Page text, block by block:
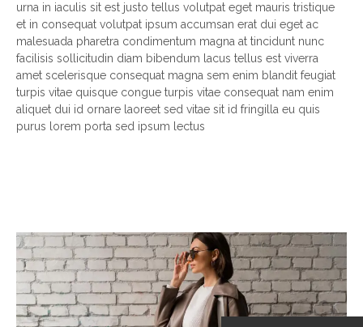
urna in iaculis sit est justo tellus volutpat eget mauris tristique
et in consequat volutpat ipsum accumsan erat dui eget ac
malesuada pharetra condimentum magna at tincidunt nunc
facilisis sollicitudin diam bibendum lacus tellus est viverra
amet scelerisque consequat magna sem enim blandit feugiat
turpis vitae quisque congue turpis vitae consequat nam enim
aliquet dui id ornare laoreet sed vitae sit id fringilla eu quis
purus lorem porta sed ipsum lectus